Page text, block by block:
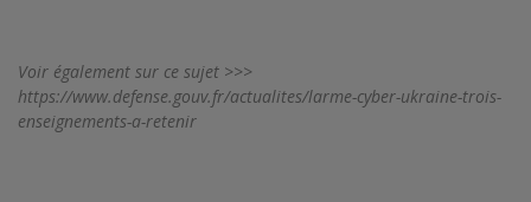
Voir également sur ce sujet >>>
https://www.defense.gouv.fr/actualites/larme-cyber-ukraine-trois-
enseignements-a-retenir